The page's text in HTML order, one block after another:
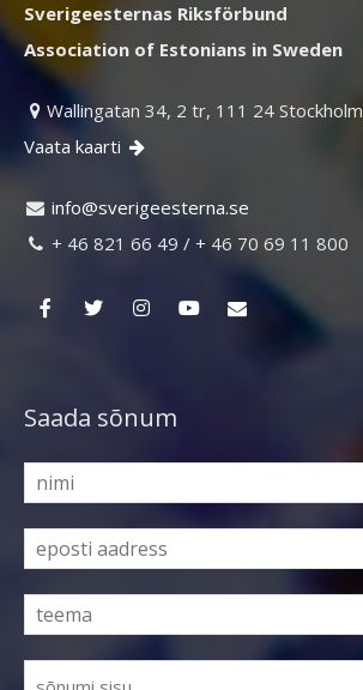
Sverigeesternas Riksförbund
Association of Estonians in Sweden
 Wallingatan 34, 2 tr, 111 24 Stockholm
Vaata kaarti 
 es.an
retse
egire
vs@of
ni
 + 46 821 66 49 / + 46 70 69 11 800
Saada sõnum